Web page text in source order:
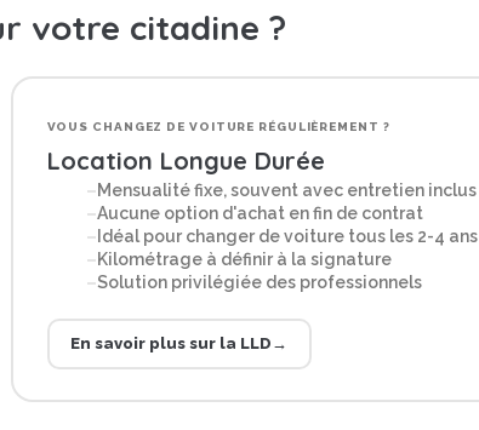
votre citadine ?
VOUS CHANGEZ DE VOITURE RÉGULIÈREMENT ?
Location Longue Durée
Mensualité fixe, souvent avec entretien inclus
Aucune option d'achat en fin de contrat
Idéal pour changer de voiture tous les 2-4 ans
Kilométrage à définir à la signature
Solution privilégiée des professionnels
En savoir plus sur la LLD →